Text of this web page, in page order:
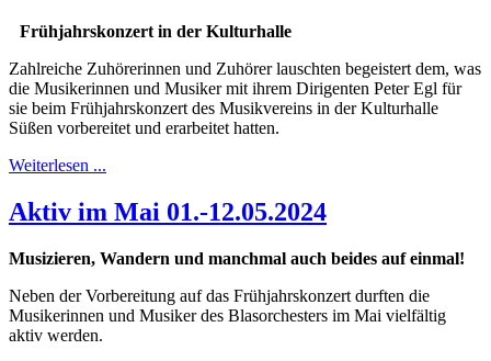
Frühjahrskonzert in der Kulturhalle
Zahlreiche Zuhörerinnen und Zuhörer lauschten begeistert dem, was
die Musikerinnen und Musiker mit ihrem Dirigenten Peter Egl für
sie beim Frühjahrskonzert des Musikvereins in der Kulturhalle
Süßen vorbereitet und erarbeitet hatten.
Weiterlesen ...
Aktiv im Mai 01.-12.05.2024
Musizieren, Wandern und manchmal auch beides auf einmal!
Neben der Vorbereitung auf das Frühjahrskonzert durften die
Musikerinnen und Musiker des Blasorchesters im Mai vielfältig
aktiv werden.